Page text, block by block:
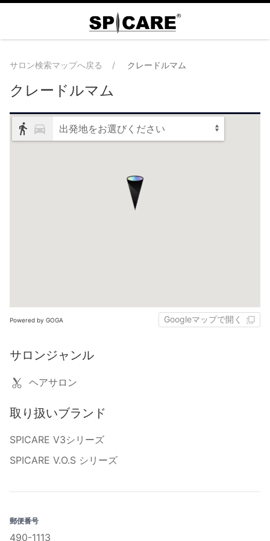
サロン検索マップへ戻る クレードルマム
クレードルマム
出発地をお選びください
Powered by GOGA Googleマップで開く
サロンジャンル
ヘアサロン
取り扱いブランド
SPICARE V3シリーズ
SPICARE V.O.S シリーズ
郵便番号
490-1113